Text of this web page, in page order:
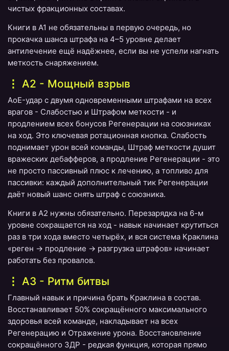
чистых фракционных составах.
Книги в A1 не обязательны в первую очередь, но
прокачка шанса штрафа на 4–5 уровне делает
антилечение ещё надёжнее, если вы не успели нагнать
меткость снаряжением.
A2 - Мощный взрыв
AoE-удар с двумя одновременными штрафами на всех
врагов - Слабостью и Штрафом меткости - и
продлением всех бонусов Регенерации на союзниках
на ход. Это ключевая ротационная кнопка. Слабость
поднимает урон всей команды, Штраф меткости душит
вражеских дебафферов, а продление Регенерации - это
не просто пассивный плюс к лечению, а топливо для
пассивки: каждый дополнительный тик Регенерации
даёт новый шанс снять штраф с союзника.
Книги в A2 нужны обязательно. Перезарядка на 6-м
уровне сокращается на ход - навык начинает крутиться
раз в три хода вместо четырёх, и вся система Краклина
«реген → продление → разгрузка штрафов» начинает
работать без провалов.
A3 - Ритм битвы
Главный навык и причина брать Краклина в состав.
Восстанавливает 50% сокращённого максимального
здоровья всей команде, накладывает на всех
Регенерацию и Отражение урона. Восстановление
сокращённого ЗДР - редкая функция, которая прямо